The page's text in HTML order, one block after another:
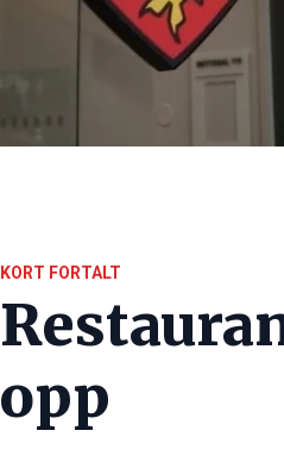
KORT FORTALT
opp